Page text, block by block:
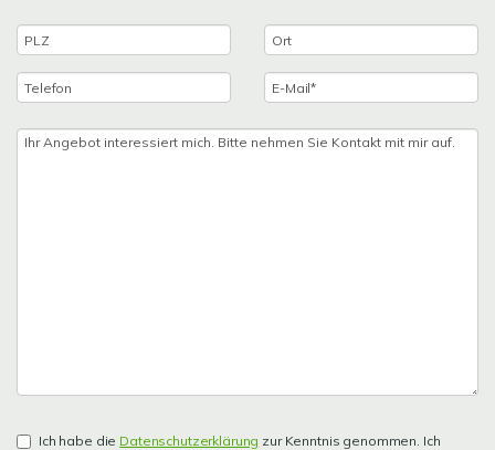
Ich habe die Datenschutzerklärung zur Kenntnis genommen. Ich